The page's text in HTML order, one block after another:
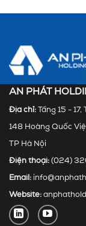
AN PHÁT
Địa chỉ: Tầng 15 - 17,
148 Hoàng Quốc
TP Hà Nội
Điện thoại: (024)
Email:
Website: